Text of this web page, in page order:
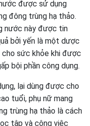
được sử dụng
đông trùng hạ thảo.
nước này được tin
bởi yến là một dược
cho sức khỏe khi được
bội phần công dụng.
lại dùng được cho
tuổi, phụ nữ mang
trùng hạ thảo là cách
tập và công việc